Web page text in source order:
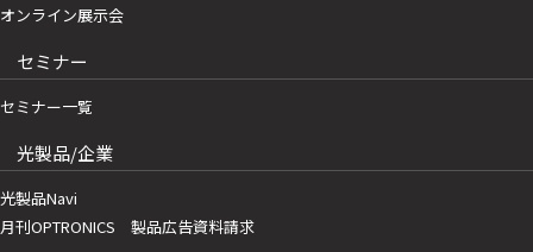
オンライン展示会
セミナー
セミナー一覧
光製品/企業
光製品Navi
月刊OPTRONICS 製品広告資料請求